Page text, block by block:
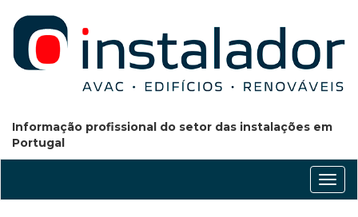
Informação profissional do setor das instalações em
Portugal